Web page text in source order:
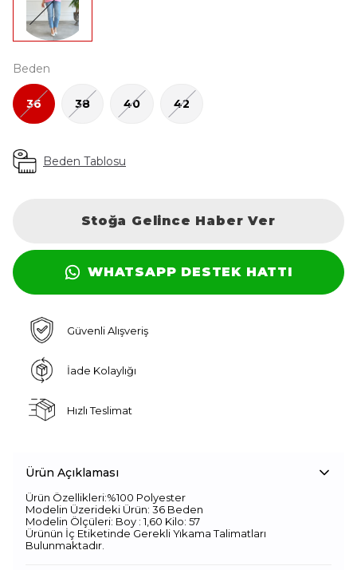
Beden
36 38 40 42
Beden Tablosu
Stoğa Gelince Haber Ver
WHATSAPP DESTEK HATTI
Güvenli Alışveriş
İade Kolaylığı
Hızlı Teslimat
Ürün Açıklaması
Ürün Özellikleri:%100 Polyester
Modelin Üzerideki Ürün: 36 Beden
Modelin Ölçüleri: Boy : 1,60 Kilo: 57
Ürünün İç Etiketinde Gerekli Yıkama Talimatları
Bulunmaktadır.